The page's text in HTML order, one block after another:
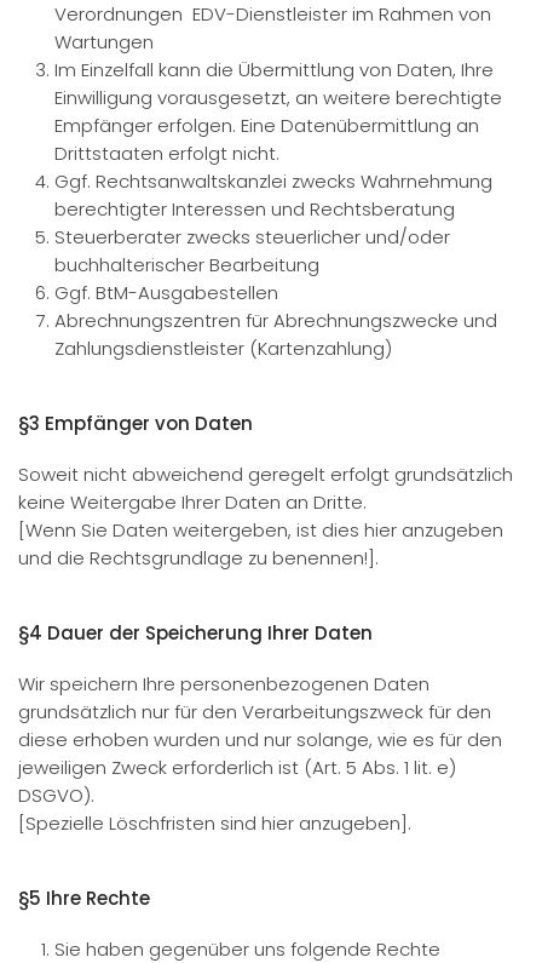
Verordnungen EDV-Dienstleister im Rahmen von
Wartungen
Im Einzelfall kann die Übermittlung von Daten, Ihre
Einwilligung vorausgesetzt, an weitere berechtigte
Empfänger erfolgen. Eine Datenübermittlung an
Drittstaaten erfolgt nicht.
Ggf. Rechtsanwaltskanzlei zwecks Wahrnehmung
berechtigter Interessen und Rechtsberatung
Steuerberater zwecks steuerlicher und/oder
buchhalterischer Bearbeitung
Ggf. BtM-Ausgabestellen
Abrechnungszentren für Abrechnungszwecke und
Zahlungsdienstleister (Kartenzahlung)
§3 Empfänger von Daten
Soweit nicht abweichend geregelt erfolgt grundsätzlich
keine Weitergabe Ihrer Daten an Dritte.
[Wenn Sie Daten weitergeben, ist dies hier anzugeben
und die Rechtsgrundlage zu benennen!].
§4 Dauer der Speicherung Ihrer Daten
Wir speichern Ihre personenbezogenen Daten
grundsätzlich nur für den Verarbeitungszweck für den
diese erhoben wurden und nur solange, wie es für den
jeweiligen Zweck erforderlich ist (Art. 5 Abs. 1 lit. e)
DSGVO).
[Spezielle Löschfristen sind hier anzugeben].
§5 Ihre Rechte
Sie haben gegenüber uns folgende Rechte